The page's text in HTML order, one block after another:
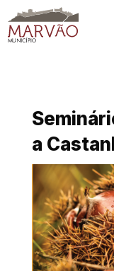
to
content
a